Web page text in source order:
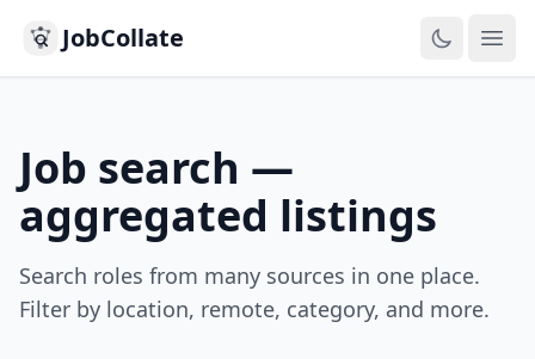
JobCollate
Job search —
aggregated listings
Search roles from many sources in one place.
Filter by location, remote, category, and more.